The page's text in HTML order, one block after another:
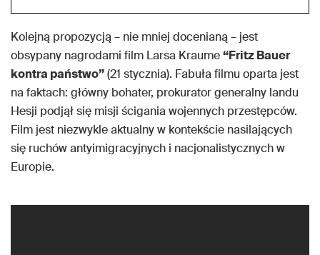
Kolejną propozycją – nie mniej docenianą – jest
obsypany nagrodami film Larsa Kraume“Fritz Bauer
kontra państwo”(21 stycznia). Fabuła filmu oparta jest
na faktach: główny bohater, prokurator generalny landu
Hesji podjął się misji ścigania wojennych przestępców.
Film jest niezwykle aktualny w kontekście nasilających
się ruchów antyimigracyjnych i nacjonalistycznych w
Europie.